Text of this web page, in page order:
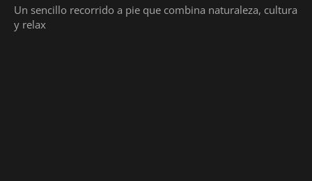
Un sencillo recorrido a pie que combina naturaleza, cultura
y relax